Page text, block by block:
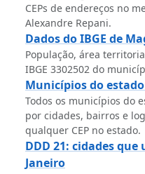
CEPs de endereços no
Alexandre Repani.
Dados do IBGE de
População, área
IBGE 3302502 do
Municípios do estado
Todos os municípios do
por cidades, bairros e
qualquer CEP no estado.
DDD 21: cidades que
Janeiro